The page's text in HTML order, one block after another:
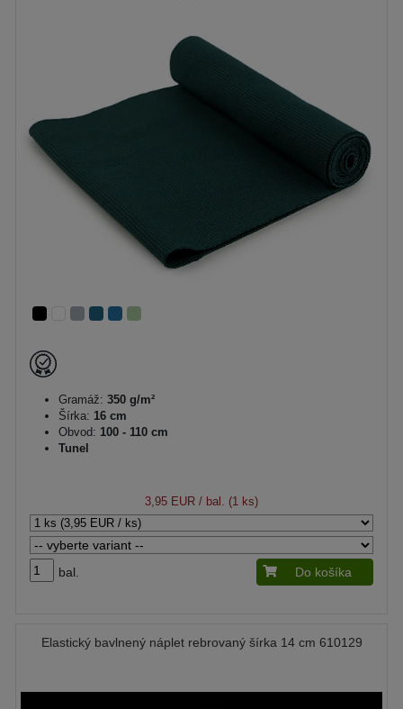
Gramáž: 350 g/m²
Šírka: 16 cm
Obvod: 100 - 110 cm
Tunel
3,95 EUR / bal. (1 ks)
bal. Do košíka
Elastický bavlnený náplet rebrovaný šírka 14 cm 610129